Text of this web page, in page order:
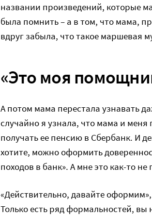
названии произведений, которые
была помнить – а в том, что мама,
вдруг забыла, что такое маршевая
«Это моя
А потом мама перестала узнавать
случайно я узнала, что мама и
получать ее пенсию в Сбербанк. И
хотите, можно оформить
походов в банк». А мне это как-то не
«Действительно, давайте
Только есть ряд формальностей,